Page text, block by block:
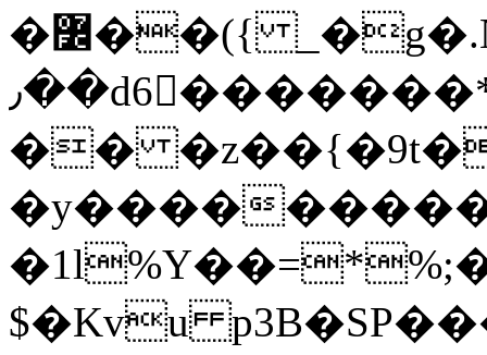
�߼��({ _�g�.Nfӻg����f7z91o^��̤^�>��2�`�:|#dk�{>�>>&�tsw�Nwo�?
٫��d6򆧇�������*��[|^]oo���NW~zz>�X&�u�=K?
��
�y����
$�Kvu